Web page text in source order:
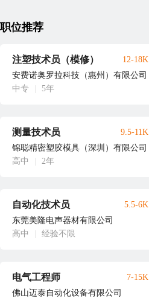
职位推荐
注塑技术员（模修）
安费诺奥罗拉科技（惠州）有限公司
中专
5年
12-18K
测量技术员
锦聪精密塑胶模具（深圳）有限公司
高中
2年
9.5-11K
自动化技术员
东莞美隆电声器材有限公司
高中
经验不限
5.5-6K
电气工程师
佛山迈泰自动化设备有限公司
7-15K